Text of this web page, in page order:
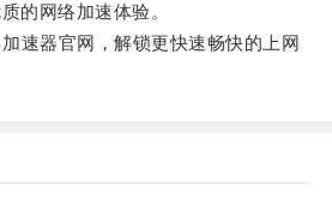
的网络加速体验。
器官网，解锁更快速畅快的上网